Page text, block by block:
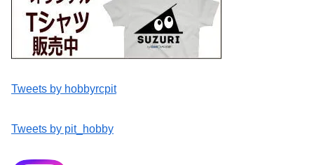
Tweets by hobbyrcpit
Tweets by pit_hobby